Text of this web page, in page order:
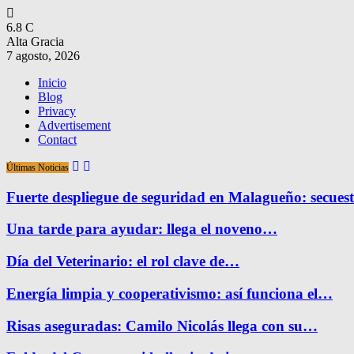
6.8 C
Alta Gracia
7 agosto, 2026
Inicio
Blog
Privacy
Advertisement
Contact
Últimas Noticias
Fuerte despliegue de seguridad en Malagueño:
Una tarde para ayudar: llega el noveno…
Día del Veterinario: el rol clave de…
Energía limpia y cooperativismo: así funciona el…
Risas aseguradas: Camilo Nicolás llega con su…